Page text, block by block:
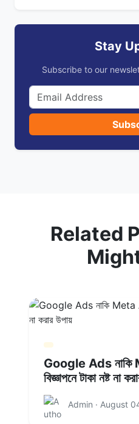
Stay
Subscribe to our
Related
Google Ads
বিজ্ঞাপনে টাকা নষ্ট না
Admin · August